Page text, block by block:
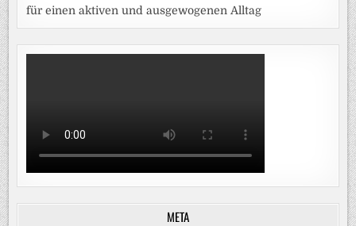
für einen aktiven und ausgewogenen Alltag
META